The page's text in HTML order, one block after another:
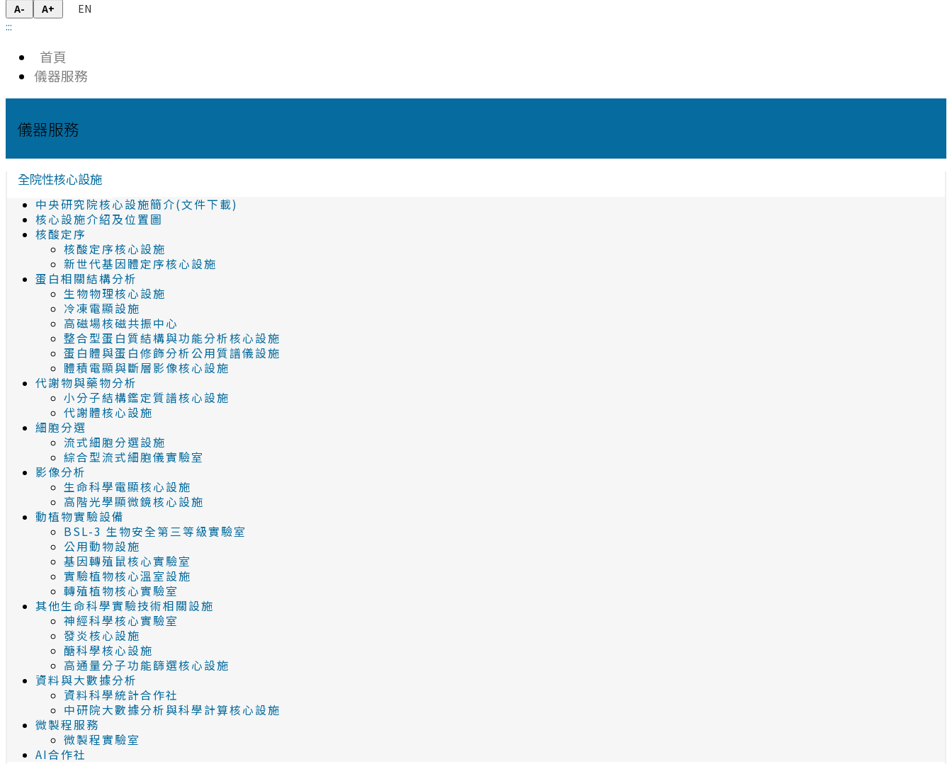
A- A+
EN
:::
首頁
儀器服務
儀器服務
全院性核心設施
中央研究院核心設施簡介(文件下載)
核心設施介紹及位置圖
核酸定序
核酸定序核心設施
新世代基因體定序核心設施
蛋白相關結構分析
生物物理核心設施
冷凍電顯設施
高磁場核磁共振中心
整合型蛋白質結構與功能分析核心設施
蛋白體與蛋白修飾分析公用質譜儀設施
體積電顯與斷層影像核心設施
代謝物與藥物分析
小分子結構鑑定質譜核心設施
代謝體核心設施
細胞分選
流式細胞分選設施
綜合型流式細胞儀實驗室
影像分析
生命科學電顯核心設施
高階光學顯微鏡核心設施
動植物實驗設備
BSL-3 生物安全第三等級實驗室
公用動物設施
基因轉殖鼠核心實驗室
實驗植物核心溫室設施
轉殖植物核心實驗室
其他生命科學實驗技術相關設施
神經科學核心實驗室
發炎核心設施
醣科學核心設施
高通量分子功能篩選核心設施
資料與大數據分析
資料科學統計合作社
中研院大數據分析與科學計算核心設施
微製程服務
微製程實驗室
AI合作社